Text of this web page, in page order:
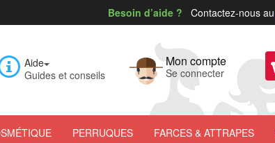
Besoin d’aide ? Contactez-nous au
Aide
Guides et conseils
Mon compte
Se connecter
PERRUQUES FARCES & ATTRAPES